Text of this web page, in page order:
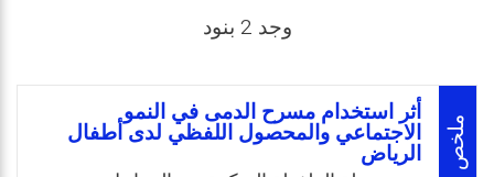
وجد 2 بنود
ملخص
أثر استخدام مسرح الدمى في النمو
الاجتماعي والمحصول اللفظي لدى أطفال
الرياض